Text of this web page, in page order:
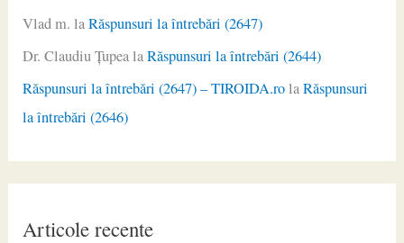
Vlad m. laRăspunsuri la întrebări (2647)
Dr. Claudiu ŢupealaRăspunsuri la întrebări (2644)
Răspunsuri la întrebări (2647) – TIROIDA.rolaRăspunsuri
la întrebări (2646)
Articole recente